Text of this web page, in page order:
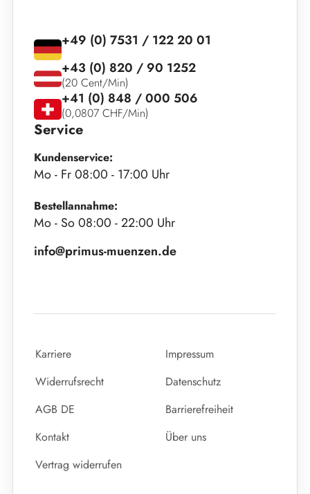
Service
Kundenservice:
Mo - Fr 08:00 - 17:00 Uhr
Bestellannahme:
Mo - So 08:00 - 22:00 Uhr
info@primus-muenzen.de
+49 (0) 7531 / 122 20 01
+43 (0) 820 / 90 1252
(20 Cent/Min)
+41 (0) 848 / 000 506
(0,0807 CHF/Min)
Karriere
Impressum
Widerrufsrecht
Datenschutz
AGB DE
Barrierefreiheit
Kontakt
Über uns
Vertrag widerrufen